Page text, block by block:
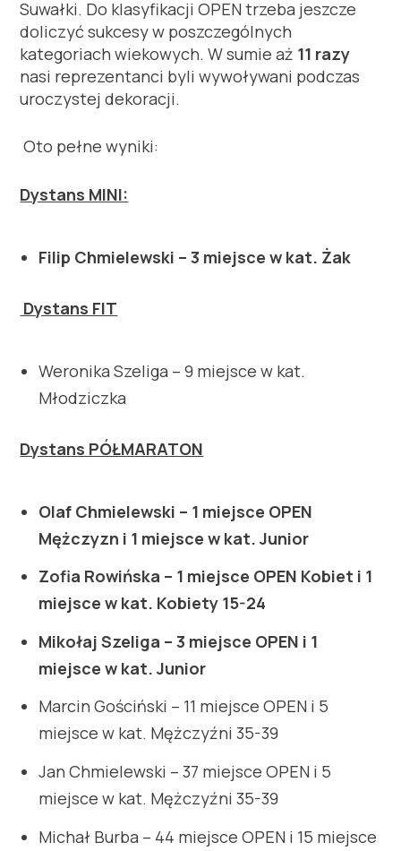
Suwałki. Do klasyfikacji OPEN trzeba jeszcze
doliczyć sukcesy w poszczególnych
kategoriach wiekowych. W sumie aż 11 razy
nasi reprezentanci byli wywoływani podczas
uroczystej dekoracji.
Oto pełne wyniki:
Dystans MINI:
Filip Chmielewski – 3 miejsce w kat. Żak
Dystans FIT
Weronika Szeliga – 9 miejsce w kat.
Młodziczka
Dystans PÓŁMARATON
Olaf Chmielewski – 1 miejsce OPEN
Mężczyzn i 1 miejsce w kat. Junior
Zofia Rowińska – 1 miejsce OPEN Kobiet i 1
miejsce w kat. Kobiety 15-24
Mikołaj Szeliga – 3 miejsce OPEN i 1
miejsce w kat. Junior
Marcin Gościński – 11 miejsce OPEN i 5
miejsce w kat. Mężczyźni 35-39
Jan Chmielewski – 37 miejsce OPEN i 5
miejsce w kat. Mężczyźni 35-39
Michał Burba – 44 miejsce OPEN i 15 miejsce